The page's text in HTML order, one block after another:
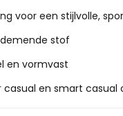
voor een stijlvolle,
stof
en vormvast
casual en smart casual